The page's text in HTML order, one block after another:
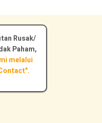
Rusak/
Paham,
melalui